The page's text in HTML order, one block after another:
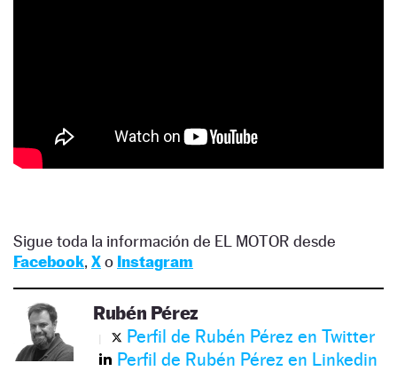
Sigue toda la información de EL MOTOR desde
Facebook, Xo Instagram
Rubén Pérez
Perfil de Rubén Pérez en Twitter
Perfil de Rubén Pérez en Linkedin